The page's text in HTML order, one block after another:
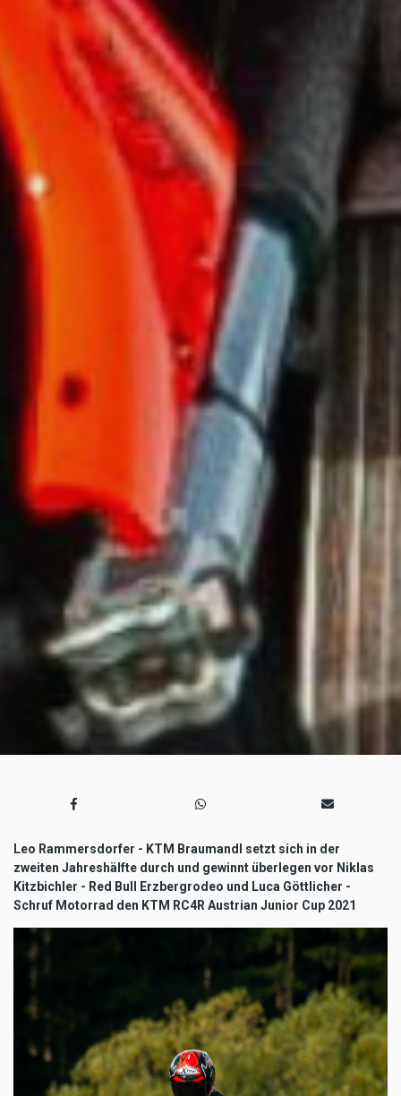
Leo Rammersdorfer - KTM Braumandl setzt sich in der
zweiten Jahreshälfte durch und gewinnt überlegen vor Niklas
Kitzbichler - Red Bull Erzbergrodeo und Luca Göttlicher -
Schruf Motorrad den KTM RC4R Austrian Junior Cup 2021